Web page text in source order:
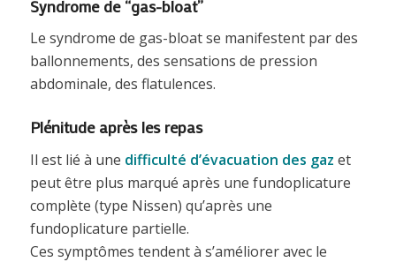
Syndrome de “gas-bloat”
Le syndrome de gas-bloat se manifestent par des
ballonnements, des sensations de pression
abdominale, des flatulences.
Plénitude après les repas
Il est lié à une difficulté d’évacuation des gaz et
peut être plus marqué après une fundoplicature
complète (type Nissen) qu’après une
fundoplicature partielle.
Ces symptômes tendent à s’améliorer avec le